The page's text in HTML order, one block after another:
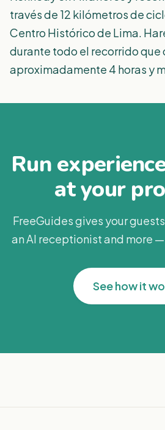
través de 12 kilómetros de
Centro Histórico de Lima.
durante todo el recorrido que
aproximadamente 4 horas y
Run
at your
FreeGuides gives your
an AI receptionist and more
See how it